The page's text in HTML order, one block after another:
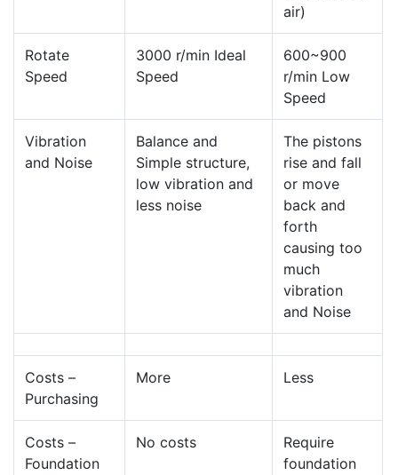
air)
Rotate
Speed
3000 r/min Ideal
Speed
600~900
r/min Low
Speed
Vibration
and Noise
Balance and
Simple structure,
low vibration and
less noise
The pistons
rise and fall
or move
back and
forth
causing too
much
vibration
and Noise
Costs –
Purchasing
More Less
Costs –
Foundation
No costs
Require
foundation